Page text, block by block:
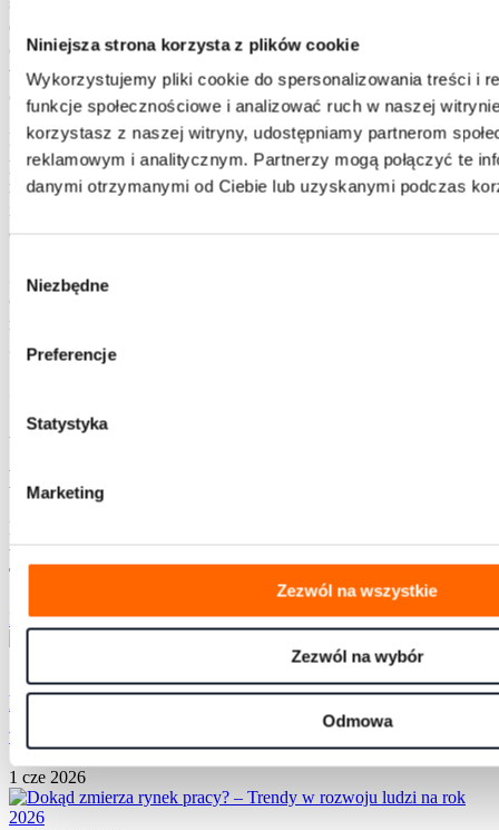
Niniejsza strona korzysta z plików cookie
Wykorzystujemy pliki cookie do spersonalizowania treści i
funkcje społecznościowe i analizować ruch w naszej
korzystasz z naszej witryny, udostępniamy partnerom
reklamowym i analitycznym. Partnerzy mogą połączyć te
danymi otrzymanymi od Ciebie lub uzyskanymi podczas
zgody
Niezbędne
Preferencje
Statystyka
Marketing
Zezwól na wszystkie
Zezwól na wybór
Odmowa
do przedyskutowania przedstawionych rozwiązań w gronie
osób zainteresowanych wyzwaniami stojącymi przed
współczesnymi pracownikami, zespołami
oraz organizacjami.
Dni otwarte House of Skills to cykliczne spotkania,
podczas których naszym Klientom prezentujemy próbki
rozwiązań rozwojowych (w formie gier symulacyjnych,
inspiracji, przykładów, scenariuszy z odgrywaniem ról)
oraz zawodowy warsztat naszych konsultantów i trenerów.
Ze względu na ograniczoną liczbę miejsc bardzo prosimy
o potwierdzenie przybycia (adres e-
mail:
22 37 63 000).
Aktualności
Najnowsze aktualności
Dowiedz się, jak nasze programy rozwojowe mogą
wpłynąć na jakość przywództwa oraz efektywność pracy w
Twojej organizacji
Przejdź do aktualności
Ruszyła letnia promocja na szkolenia otwarte
w House of Skills!
1 cze 2026